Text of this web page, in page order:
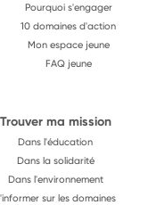
Pourquoi s'engager
10 domaines d'action
Mon espace jeune
FAQ jeune
Trouver ma mission
Dans l'éducation
Dans la solidarité
Dans l'environnement
sur les domaines